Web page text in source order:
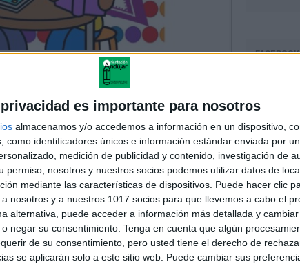
es importante para nosotros
almacenamos y/o accedemos a información en un dispositivo,
como identificadores únicos e información estándar enviada por
medición de publicidad y contenido, investigación de
permiso, nosotros y nuestros socios podemos utilizar datos de
mediante las características de dispositivos. Puede hacer clic
nosotros y a nuestros 1017 socios para que llevemos a cabo el
alternativa, puede acceder a información más detallada y
negar su consentimiento. Tenga en cuenta que algún
de su consentimiento, pero usted tiene el derecho de
se aplicarán solo a este sitio web. Puede cambiar sus
FACEBOOK